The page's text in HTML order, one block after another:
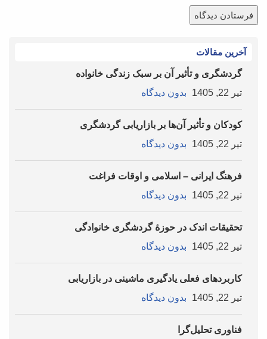
آخرین مقالات
گردشگری و تأثیر آن بر سبک زندگی خانواده
تیر 22, 1405
بدون دیدگاه
کودکان و تأثیر آن‌ها بر بازاریابی گردشگری
تیر 22, 1405
بدون دیدگاه
فرهنگ ایرانی – اسلامی و اوقات فراغت
تیر 22, 1405
بدون دیدگاه
تحقیقات اندک در حوزۀ گردشگری خانوادگی
تیر 22, 1405
بدون دیدگاه
کاربردهای فعلی یادگیری ماشینی در بازاریابی
تیر 22, 1405
بدون دیدگاه
فناوری تحلیل‌گرا